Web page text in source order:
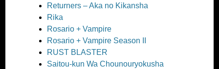
Returners – Aka no Kikansha
Rika
Rosario + Vampire
Rosario + Vampire Season II
RUST BLASTER
Saitou-kun Wa Chounouryokusha